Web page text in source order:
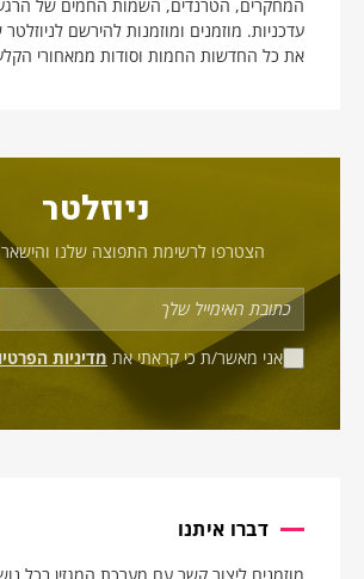
המחקרים, הטרנדים, השמות החמים של הרגע
את כל החדשות החמות וסודות ממאחורי
ניוזלטר
הצטרפו לרשימת התפוצה שלנו
אני מאשר/ת כי קראתי את מדיניות
דברו איתנו